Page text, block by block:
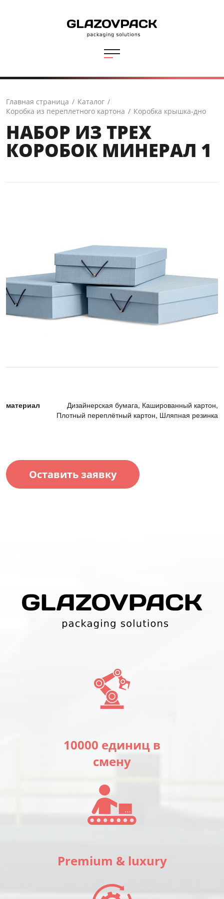
Главная страница / Каталог /
Коробка из переплетного картона / Коробка крышка-дно
НАБОР ИЗ ТРЕХ
КОРОБОК МИНЕРАЛ 1
материал
Дизайнерская бумага, Кашированный картон,
Плотный переплётный картон, Шляпная резинка
Оставить заявку
10000 единиц в
смену
Premium & luxury